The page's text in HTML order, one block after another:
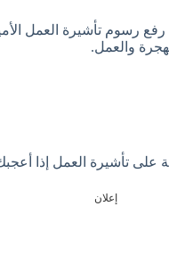
رسوم تأشيرة العمل
والعمل.
على تأشيرة العمل إذا
إعلان